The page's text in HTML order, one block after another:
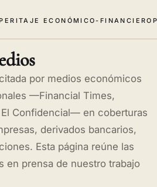
ECONÓMICO-FINANCIERO
por medios económicos
—Financial Times,
El Confidencial— en coberturas
derivados bancarios,
Esta página reúne las
en prensa de nuestro trabajo